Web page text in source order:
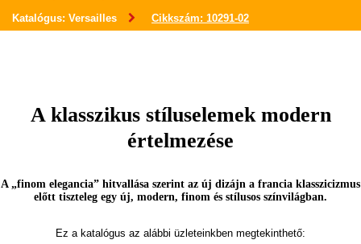
Katalógus: Versailles Cikkszám: 10291-02
A klasszikus stíluselemek modern
értelmezése
A „finom elegancia” hitvallása szerint az új dizájn a francia klasszicizmus
előtt tiszteleg egy új, modern, finom és stílusos színvilágban.
Ez a katalógus az alábbi üzleteinkben megtekinthető: